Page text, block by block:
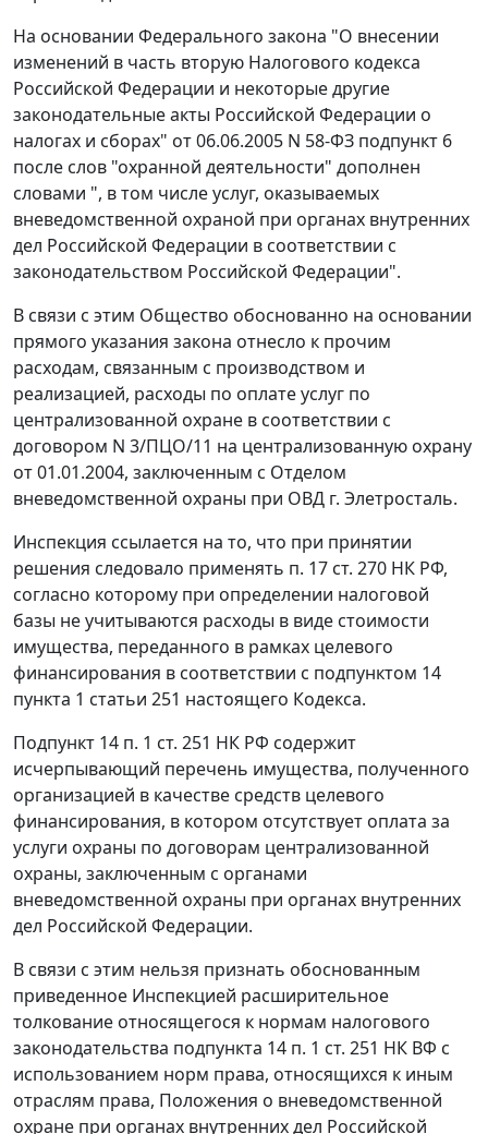
На основании Федерального закона "О внесении
изменений в часть вторую Налогового кодекса
Российской Федерации и некоторые другие
законодательные акты Российской Федерации о
налогах и сборах" от 06.06.2005 N 58-ФЗ подпункт 6
после слов "охранной деятельности" дополнен
словами ", в том числе услуг, оказываемых
вневедомственной охраной при органах внутренних
дел Российской Федерации в соответствии с
законодательством Российской Федерации".
В связи с этим Общество обоснованно на основании
прямого указания закона отнесло к прочим
расходам, связанным с производством и
реализацией, расходы по оплате услуг по
централизованной охране в соответствии с
договором N 3/ПЦО/11 на централизованную охрану
от 01.01.2004, заключенным с Отделом
вневедомственной охраны при ОВД г. Элетросталь.
Инспекция ссылается на то, что при принятии
решения следовало применять п. 17 ст. 270 НК РФ,
согласно которому при определении налоговой
базы не учитываются расходы в виде стоимости
имущества, переданного в рамках целевого
финансирования в соответствии с подпунктом 14
пункта 1 статьи 251 настоящего Кодекса.
Подпункт 14 п. 1 ст. 251 НК РФ содержит
исчерпывающий перечень имущества, полученного
организацией в качестве средств целевого
финансирования, в котором отсутствует оплата за
услуги охраны по договорам централизованной
охраны, заключенным с органами
вневедомственной охраны при органах внутренних
дел Российской Федерации.
В связи с этим нельзя признать обоснованным
приведенное Инспекцией расширительное
толкование относящегося к нормам налогового
законодательства подпункта 14 п. 1 ст. 251 НК ВФ с
использованием норм права, относящихся к иным
отраслям права, Положения о вневедомственной
охране при органах внутренних дел Российской